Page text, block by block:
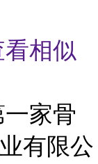
看相似
家骨
有限公